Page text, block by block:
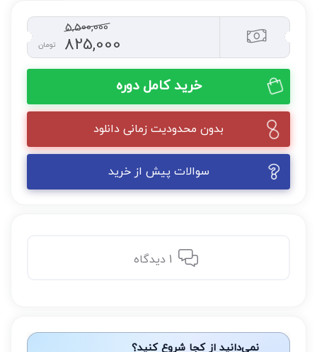
5,500,000
825,000 تومان
خرید کامل دوره
بدون محدودیت زمانی دانلود
سوالات پیش از خرید
نمی‌دانید از کجا شروع کنید؟